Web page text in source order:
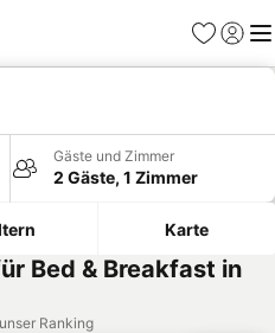
Favoriten
Gäste und Zimmer
2 Gäste, 1 Zimmer
Karte
Bed & Breakfast in
Ranking